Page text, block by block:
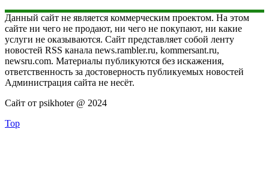
Данный сайт не является коммерческим проектом. На этом
сайте ни чего не продают, ни чего не покупают, ни какие
услуги не оказываются. Сайт представляет собой ленту
новостей RSS канала news.rambler.ru, kommersant.ru,
newsru.com. Материалы публикуются без искажения,
ответственность за достоверность публикуемых новостей
Администрация сайта не несёт.
Сайт от psikhoter @ 2024
Top